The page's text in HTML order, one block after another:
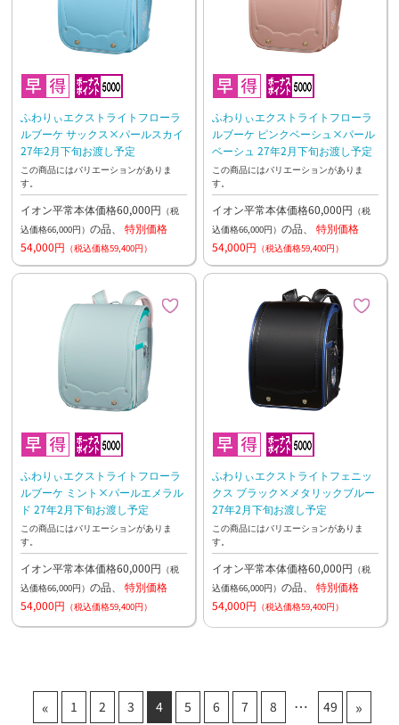
ふわりぃエクストライトフローラ
ルブーケ サックス×パールスカイ
27年2月下旬お渡し予定
この商品にはバリエーションがありま
す。
イオン平常本体価格60,000円 （税
込価格66,000円） の品、 特別価格
54,000円 （税込価格59,400円）
ふわりぃエクストライトフローラ
ルブーケ ピンクベーシュ×パール
ベーシュ 27年2月下旬お渡し予定
この商品にはバリエーションがありま
す。
イオン平常本体価格60,000円 （税
込価格66,000円） の品、 特別価格
54,000円 （税込価格59,400円）
ふわりぃエクストライトフローラ
ルブーケ ミント×パールエメラル
ド 27年2月下旬お渡し予定
この商品にはバリエーションがありま
す。
イオン平常本体価格60,000円 （税
込価格66,000円） の品、 特別価格
54,000円 （税込価格59,400円）
ふわりぃエクストライトフェニッ
クス ブラック×メタリックブルー
27年2月下旬お渡し予定
この商品にはバリエーションがありま
す。
イオン平常本体価格60,000円 （税
込価格66,000円） の品、 特別価格
54,000円 （税込価格59,400円）
« 1 2 3 4 5 6 7 8 49 »